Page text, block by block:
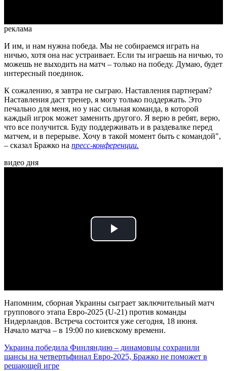
реклама
И им, и нам нужна победа. Мы не собираемся играть на
ничью, хотя она нас устраивает. Если ты играешь на ничью, то
можешь не выходить на матч – только на победу. Думаю, будет
интересный поединок.
К сожалению, я завтра не сыграю. Наставления партнерам?
Наставления даст тренер, я могу только поддержать. Это
печально для меня, но у нас сильная команда, в которой
каждый игрок может заменить другого. Я верю в ребят, верю,
что все получится. Буду поддерживать и в раздевалке перед
матчем, и в перерыве. Хочу в такой момент быть с командой",
– сказал Бражко на пресс-конференции.
видео дня
Play
Напомним, сборная Украины сыграет заключительный матч
группового этапа Евро-2025 (U-21) против команды
Нидерландов. Встреча состоится уже сегодня, 18 июня.
Начало матча – в 19:00 по киевскому времени.
Украина победила Финляндию – динамовцы сохранили
шансы на четвертьфинал Евро-2025, Бражко не поможет в
решающей игре